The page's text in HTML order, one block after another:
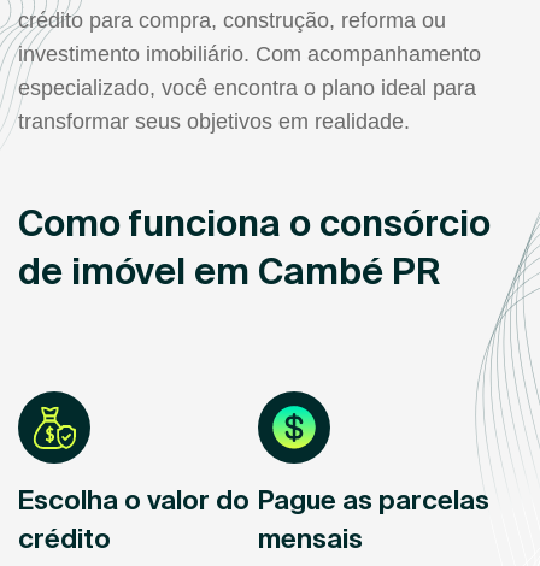
crédito para compra, construção, reforma ou
investimento imobiliário. Com acompanhamento
especializado, você encontra o plano ideal para
transformar seus objetivos em realidade.
Como funciona o consórcio
de imóvel em Cambé PR
Escolha o valor do
crédito
Pague as parcelas
mensais